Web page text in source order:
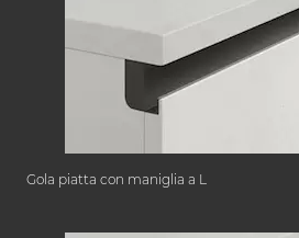
Gola piatta con maniglia a L